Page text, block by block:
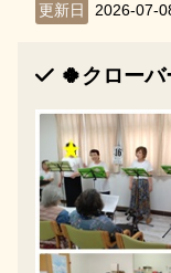
更新日 2026-07-
🍀クロー